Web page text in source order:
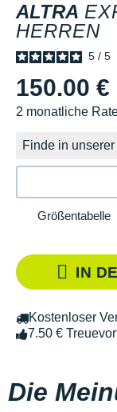
ALTRA
HERREN
5 / 5
150.00 €
2 monatliche
Ohne
Finde in unserer
Größentabelle
IN
Kostenloser
7.50 €
Die